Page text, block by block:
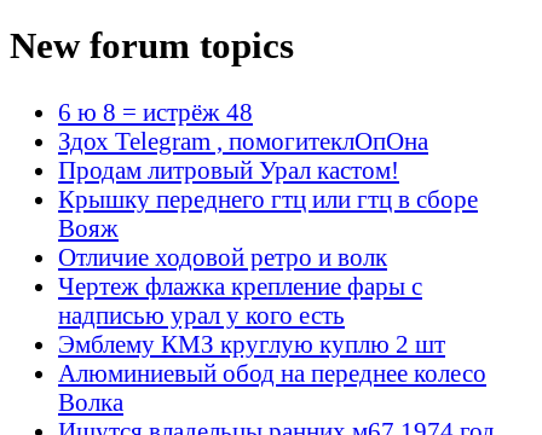
New forum topics
6 ю 8 = истрёж 48
Здох Telegram , помогитеклОпОна
Продам литровый Урал кастом!
Крышку переднего гтц или гтц в сборе
Вояж
Отличие ходовой ретро и волк
Чертеж флажка крепление фары с
надписью урал у кого есть
Эмблему КМЗ круглую куплю 2 шт
Алюминиевый обод на переднее колесо
Волка